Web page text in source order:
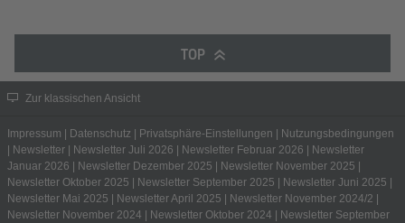
TOP
Zur klassischen Ansicht
Impressum Datenschutz Privatsphäre-Einstellungen
Nutzungsbedingungen
Newsletter Newsletter Juli 2026 Newsletter Februar 2026
Newsletter
Januar 2026
Newsletter Dezember 2025 Newsletter November 2025
Newsletter Oktober 2025
Newsletter September 2025 Newsletter Juni 2025
Newsletter Mai 2025
Newsletter April 2025 Newsletter November 2024/2
Newsletter November 2024
Newsletter Oktober 2024
Newsletter September